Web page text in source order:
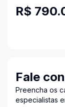
R$
Fale
Preencha os
especialistas